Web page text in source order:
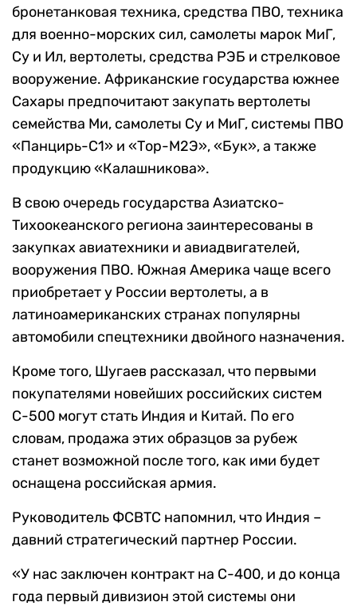
бронетанковая техника, средства ПВО, техника
для военно-морских сил, самолеты марок МиГ,
Су и Ил, вертолеты, средства РЭБ и стрелковое
вооружение. Африканские государства южнее
Сахары предпочитают закупать вертолеты
семейства Ми, самолеты Су и МиГ, системы ПВО
«Панцирь-С1» и «Тор-М2Э», «Бук», а также
продукцию «Калашникова».
В свою очередь государства Азиатско-
Тихоокеанского региона заинтересованы в
закупках авиатехники и авиадвигателей,
вооружения ПВО. Южная Америка чаще всего
приобретает у России вертолеты, а в
латиноамериканских странах популярны
автомобили спецтехники двойного назначения.
Кроме того, Шугаев рассказал, что первыми
покупателями новейших российских систем
С-500 могут стать Индия и Китай. По его
словам, продажа этих образцов за рубеж
станет возможной после того, как ими будет
оснащена российская армия.
Руководитель ФСВТС напомнил, что Индия –
давний стратегический партнер России.
«У нас заключен контракт на С-400, и до конца
года первый дивизион этой системы они